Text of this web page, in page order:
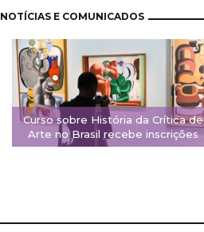
NOTÍCIAS E COMUNICADOS
Curso sobre História da Crítica de
Arte no Brasil recebe inscrições
Paginação